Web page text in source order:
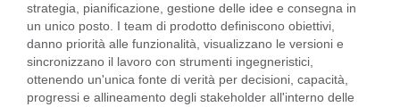
strategia, pianificazione, gestione delle idee e consegna in
un unico posto. I team di prodotto definiscono obiettivi,
danno priorità alle funzionalità, visualizzano le versioni e
sincronizzano il lavoro con strumenti ingegneristici,
ottenendo un'unica fonte di verità per decisioni, capacità,
progressi e allineamento degli stakeholder all'interno delle